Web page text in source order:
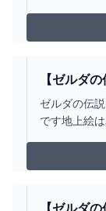
【ゼルダ
と地上絵 場所 行き方 攻略【ティアーズ
ングダム】
ゼルダの伝
です地上絵
ザ ワイル
価、コメン